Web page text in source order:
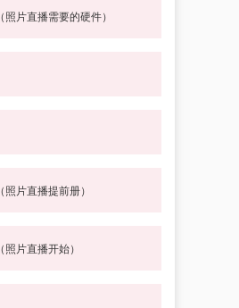
（照片直播需要的硬件）
（照片直播提前册）
（照片直播开始）